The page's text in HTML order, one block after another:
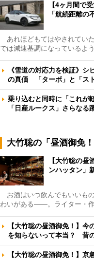
【4ヶ月間で
「航続距離
あれほどもてはやされてい
では減速基調になっているよ
《雪道の対応力を検証》シ
の真価 「ターボ」と「ス
乗り込むと同時に「これが
「日産ルークス」さらなる
大竹聡の「昼酒御免！
【大竹聡の
ンハッタン」
お酒はいつ飲んでもいいも
わいがある――。ライター・
【大竹聡の昼酒御免！】今
を知らないって本当？ 昔
【大竹聡の昼酒御免！】京